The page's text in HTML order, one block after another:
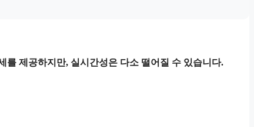
를 제공하지만, 실시간성은 다소 떨어질 수 있습니다.